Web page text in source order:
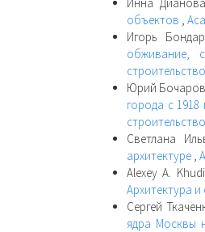
объектов ,
Игорь
обживание,
Юрий
города с 1918
строительство
Светлана
архитектуре ,
Alexey A.
Архитектура
Сергей
ядра Москвы